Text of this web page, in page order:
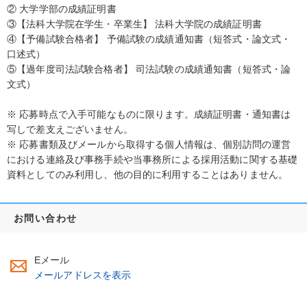
② 大学学部の成績証明書
③【法科大学院在学生・卒業生】 法科大学院の成績証明書
④【予備試験合格者】 予備試験の成績通知書（短答式・論文式・
口述式）
⑤【過年度司法試験合格者】 司法試験の成績通知書（短答式・論
文式）
※ 応募時点で入手可能なものに限ります。成績証明書・通知書は
写しで差支えございません。
※ 応募書類及びメールから取得する個人情報は、個別訪問の運営
における連絡及び事務手続や当事務所による採用活動に関する基礎
資料としてのみ利用し、他の目的に利用することはありません。
お問い合わせ
Eメール
メールアドレスを表示